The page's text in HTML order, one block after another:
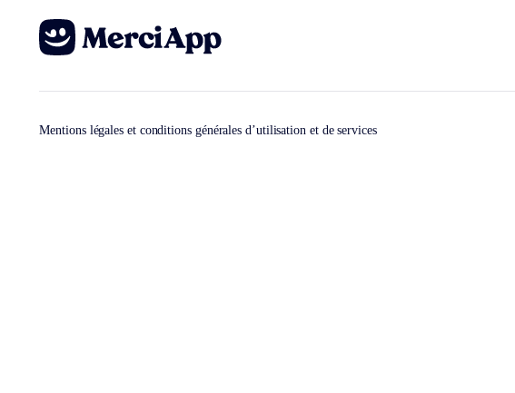
Mentions légales et conditions générales d’utilisation et de services